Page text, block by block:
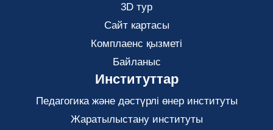
3D тур
Сайт картасы
Комплаенс қызметі
Байланыс
Институттар
Педагогика және дәстүрлі өнер институты
Жаратылыстану институты